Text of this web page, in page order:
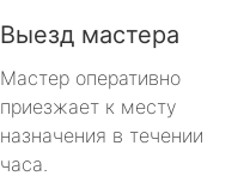
Выезд мастера
Мастер оперативно
приезжает к месту
назначения в течении
часа.